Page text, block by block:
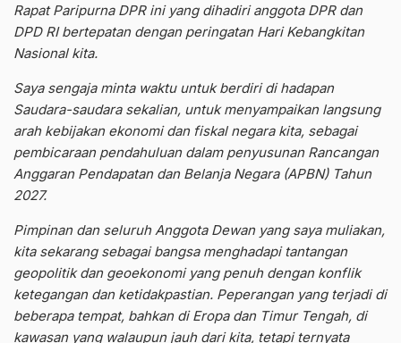
Rapat Paripurna DPR ini yang dihadiri anggota DPR dan
DPD RI bertepatan dengan peringatan Hari Kebangkitan
Nasional kita.
Saya sengaja minta waktu untuk berdiri di hadapan
Saudara-saudara sekalian, untuk menyampaikan langsung
arah kebijakan ekonomi dan fiskal negara kita, sebagai
pembicaraan pendahuluan dalam penyusunan Rancangan
Anggaran Pendapatan dan Belanja Negara (APBN) Tahun
2027.
Pimpinan dan seluruh Anggota Dewan yang saya muliakan,
kita sekarang sebagai bangsa menghadapi tantangan
geopolitik dan geoekonomi yang penuh dengan konflik
ketegangan dan ketidakpastian. Peperangan yang terjadi di
beberapa tempat, bahkan di Eropa dan Timur Tengah, di
kawasan yang walaupun jauh dari kita, tetapi ternyata